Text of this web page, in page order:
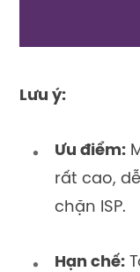
Lưu ý:
Ưu điểm:
rất cao,
chặn ISP.
Hạn chế: